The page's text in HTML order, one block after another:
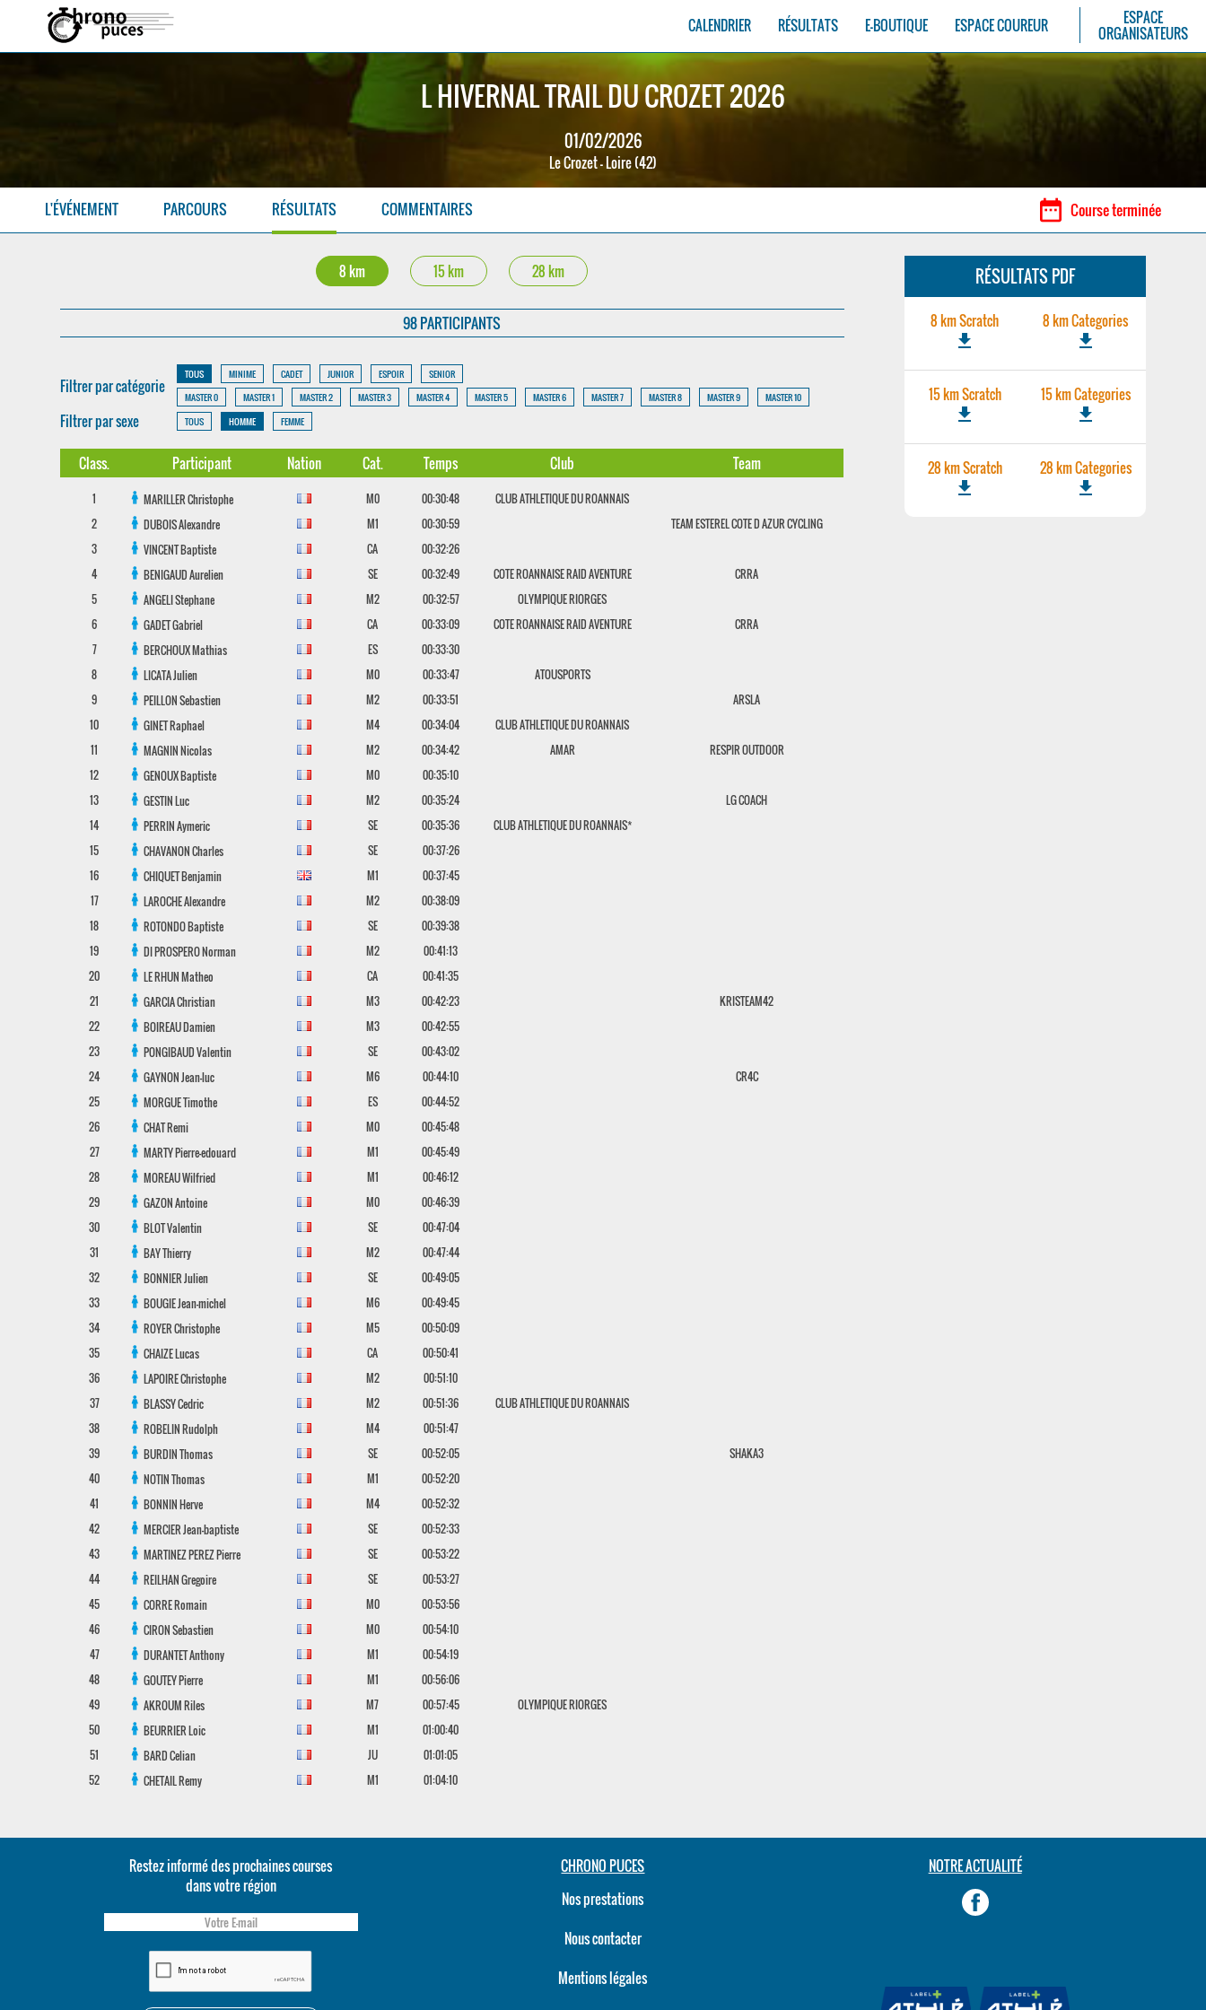
CALENDRIER RÉSULTATS E-BOUTIQUE ESPACE COUREUR
ESPACE
ORGANISATEURS
L HIVERNAL TRAIL DU CROZET 2026
01/02/2026
Le Crozet - Loire (42)
L'ÉVÉNEMENT PARCOURS RÉSULTATS COMMENTAIRES date_range Course terminée
8 km 15 km 28 km
98 PARTICIPANTS
Filtrer par catégorie
TOUS MINIME CADET JUNIOR ESPOIR
SENIOR
MASTER 0
MASTER 1 MASTER 2 MASTER 3 MASTER 4 MASTER 5 MASTER 6 MASTER 7 MASTER 8 MASTER 9 MASTER 10
Filtrer par sexe TOUS HOMME FEMME
Class. Participant Nation Cat. Temps Club Team
1 MARILLERChristophe M0 00:30:48
CLUB ATHLETIQUE DU ROANNAIS
2
DUBOISAlexandre M1 00:30:59
TEAM ESTEREL COTE D AZUR CYCLING
3
VINCENTBaptiste CA
00:32:26
4
BENIGAUDAurelien SE 00:32:49 COTE ROANNAISE RAID AVENTURE
CRRA
5
ANGELIStephane M2 00:32:57
OLYMPIQUE RIORGES
6
GADETGabriel CA 00:33:09 COTE ROANNAISE RAID AVENTURE
CRRA
7
BERCHOUXMathias ES
00:33:30
8
LICATAJulien M0 00:33:47
ATOUSPORTS
9
PEILLONSebastien M2 00:33:51
ARSLA
10
GINETRaphael M4 00:34:04
CLUB ATHLETIQUE DU ROANNAIS
11
MAGNINNicolas M2 00:34:42 AMAR
RESPIR OUTDOOR
12
GENOUXBaptiste M0
00:35:10
13
GESTINLuc M2 00:35:24
LG COACH
14
PERRINAymeric SE 00:35:36
CLUB ATHLETIQUE DU ROANNAIS*
15
CHAVANONCharles SE
00:37:26
16
CHIQUETBenjamin M1
00:37:45
17
LAROCHEAlexandre M2
00:38:09
18
ROTONDOBaptiste SE
00:39:38
19
DI PROSPERONorman M2
00:41:13
20
LE RHUNMatheo CA
00:41:35
21
GARCIAChristian M3 00:42:23
KRISTEAM42
22
BOIREAUDamien M3
00:42:55
23
PONGIBAUDValentin SE
00:43:02
24
GAYNONJean-luc M6 00:44:10
CR4C
25
MORGUETimothe ES
00:44:52
26
CHATRemi M0
00:45:48
27
MARTYPierre-edouard M1
00:45:49
28
MOREAUWilfried M1
00:46:12
29
GAZONAntoine M0
00:46:39
30
BLOTValentin SE
00:47:04
31
BAYThierry M2
00:47:44
32
BONNIERJulien SE
00:49:05
33
BOUGIEJean-michel M6
00:49:45
34
ROYERChristophe M5
00:50:09
35
CHAIZELucas CA
00:50:41
36
LAPOIREChristophe M2
00:51:10
37
BLASSYCedric M2 00:51:36
CLUB ATHLETIQUE DU ROANNAIS
38
ROBELINRudolph M4
00:51:47
39
BURDINThomas SE 00:52:05
SHAKA3
40
NOTINThomas M1
00:52:20
41
BONNINHerve M4
00:52:32
42
MERCIERJean-baptiste SE
00:52:33
43
MARTINEZ PEREZPierre SE
00:53:22
44
REILHANGregoire SE
00:53:27
45
CORRERomain M0
00:53:56
46
CIRONSebastien M0
00:54:10
47
DURANTETAnthony M1
00:54:19
48
GOUTEYPierre M1
00:56:06
49
AKROUMRiles M7 00:57:45
OLYMPIQUE RIORGES
50
BEURRIERLoic M1
01:00:40
51
BARDCelian JU
01:01:05
52
CHETAILRemy M1 01:04:10
RÉSULTATS PDF
8 km Scratch
file_download
8 km Categories
file_download
15 km Scratch
file_download
15 km Categories
file_download
28 km Scratch
file_download
28 km Categories
file_download
Restez informé des prochaines courses
dans votre région
CHRONO PUCES
Nos prestations
Nous contacter
Mentions légales
NOTRE ACTUALITÉ